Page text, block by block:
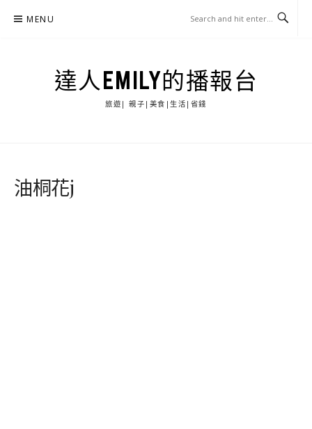
MENU
達人EMILY的播報台
旅遊| 親子|美食|生活|省錢
油桐花j